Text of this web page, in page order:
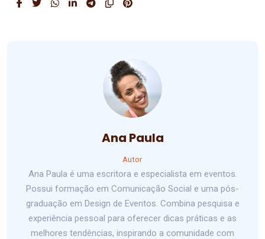
Ana Paula
Autor
Ana Paula é uma escritora e especialista em eventos.
Possui formação em Comunicação Social e uma pós-
graduação em Design de Eventos. Combina pesquisa e
experiência pessoal para oferecer dicas práticas e as
melhores tendências, inspirando a comunidade com